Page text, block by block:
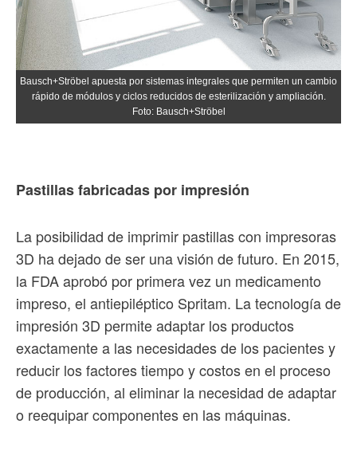
Bausch+Ströbel apuesta por sistemas integrales que permiten un cambio
rápido de módulos y ciclos reducidos de esterilización y ampliación.
Foto: Bausch+Ströbel
Pastillas fabricadas por impresión
La posibilidad de imprimir pastillas con impresoras
3D ha dejado de ser una visión de futuro. En 2015,
la FDA aprobó por primera vez un medicamento
impreso, el antiepiléptico Spritam. La tecnología de
impresión 3D permite adaptar los productos
exactamente a las necesidades de los pacientes y
reducir los factores tiempo y costos en el proceso
de producción, al eliminar la necesidad de adaptar
o reequipar componentes en las máquinas.